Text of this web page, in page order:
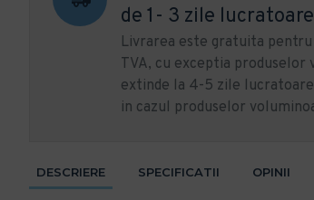
de 1- 3 zile
Livrarea este gratuita
TVA, cu exceptia
extinde la 4-5 zile
in cazul produselor
DESCRIERE SPECIFICATII OPINII